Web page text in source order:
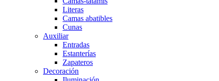
Literas
Camas abatibles
Cunas
Auxiliar
Entradas
Estanterías
Zapateros
Decoración